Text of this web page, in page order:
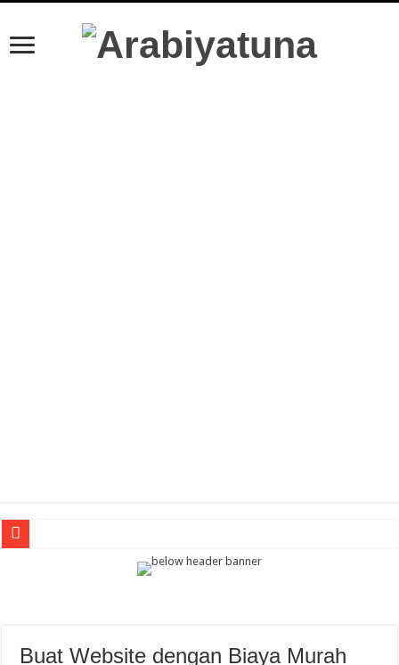
Guru Bahasa Arab di Banyuwangi Ikuti Pelatihan Media AI untuk Tingkatkan
Buat Website dengan Biaya Murah